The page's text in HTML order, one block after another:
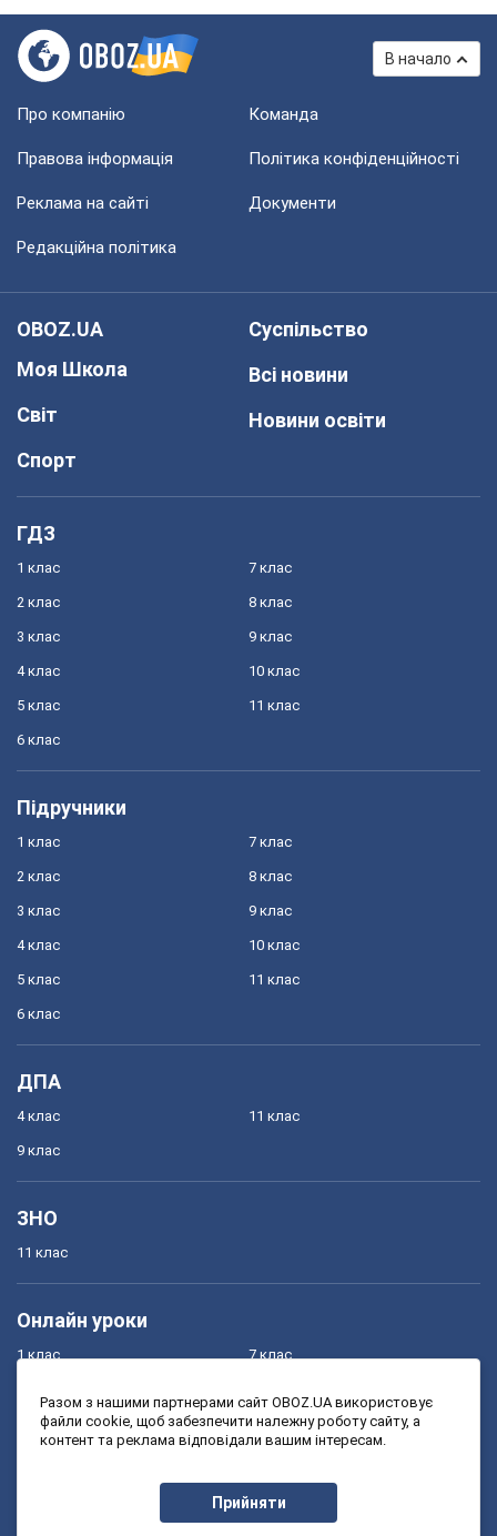
В начало
Про компанію Команда
Правова інформація Політика конфіденційності
Реклама на сайті Документи
Редакційна політика
OBOZ.UA
Моя Школа
Світ
Спорт
Суспільство
Всі новини
Новини освіти
ГДЗ
1 клас
2 клас
3 клас
4 клас
5 клас
6 клас
7 клас
8 клас
9 клас
10 клас
11 клас
Підручники
1 клас
2 клас
3 клас
4 клас
5 клас
6 клас
7 клас
8 клас
9 клас
10 клас
11 клас
ДПА
4 клас
9 клас
11 клас
ЗНО
11 клас
Онлайн уроки
1 клас
3 клас
7 клас
9 клас
Разом з нашими партнерами сайт OBOZ.UA використовує
файли cookie, щоб забезпечити належну роботу сайту, а
контент та реклама відповідали вашим інтересам.
Прийняти